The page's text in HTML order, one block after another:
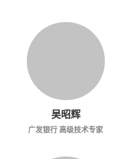
吴昭辉
广发银行 高级技术专家